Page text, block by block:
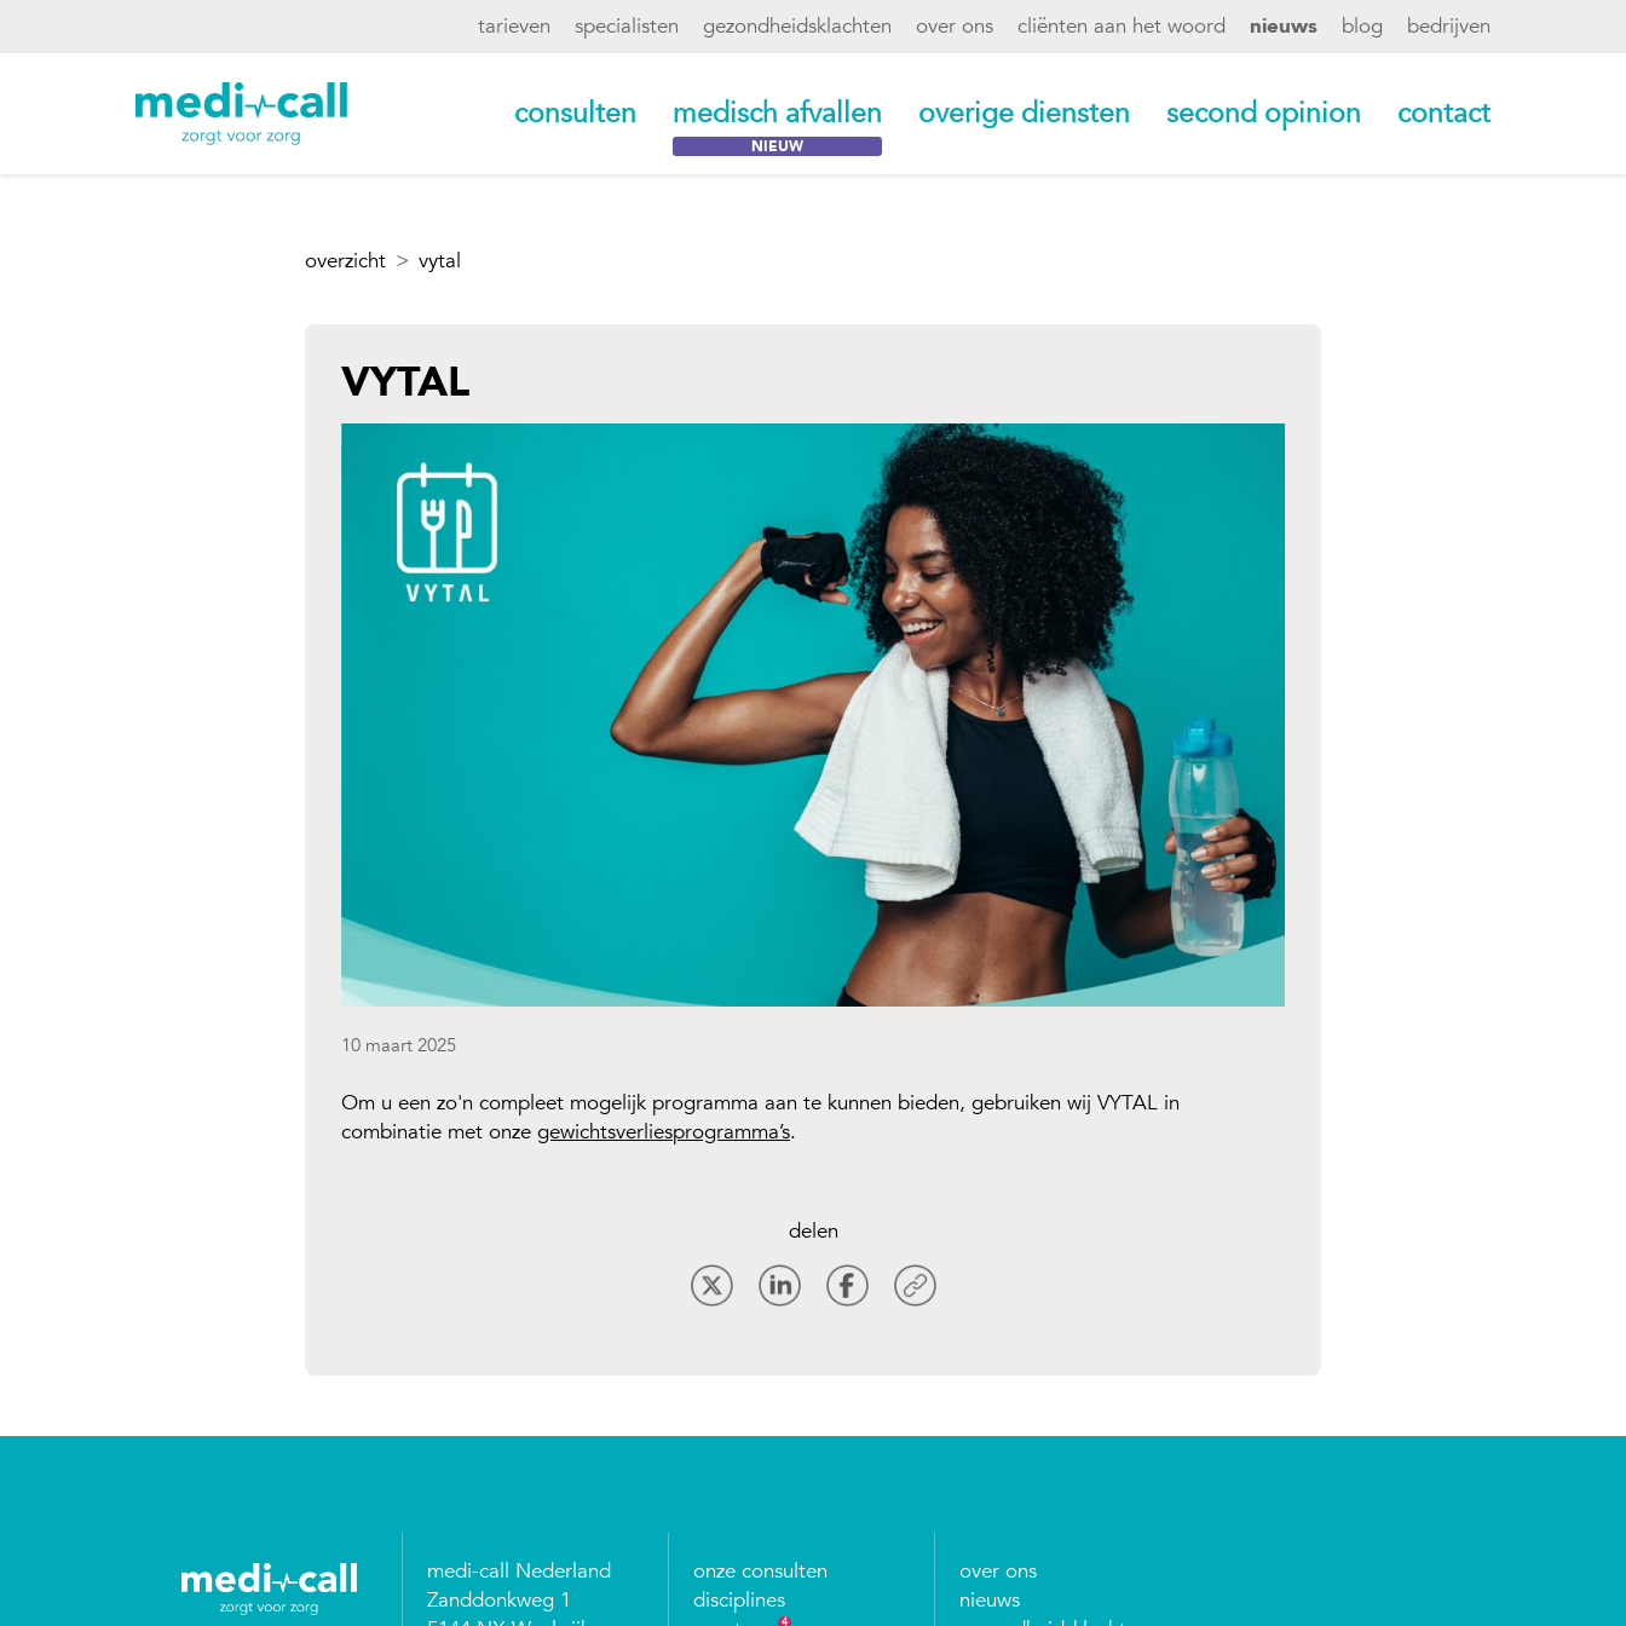
tarieven specialisten gezondheidsklachten over ons cliënten aan het woord nieuws blog bedrijven
consulten medisch afvallen overige diensten second opinion contact
overzicht vytal
VYTAL
10 maart 2025
Om u een zo'n compleet mogelijk programma aan te kunnen bieden, gebruiken wij VYTAL in
combinatie met onze gewichtsverliesprogramma’s.
delen
medi-call Nederland
Zanddonkweg 1
onze consulten
disciplines
4
over ons
nieuws